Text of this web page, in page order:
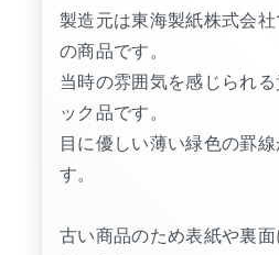
製造元は東海製紙株式会
の商品です。
当時の雰囲気を感じられ
ック品です。
目に優しい薄い緑色の罫
す。
古い商品のため表紙や裏